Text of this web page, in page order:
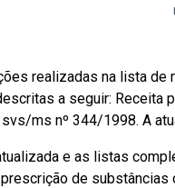
realizadas na lista
a seguir: Receita
ms nº 344/1998. A
e as listas
de